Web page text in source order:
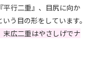
平行二重』、目尻に向か
う目の形をしています。
末広二重はやさしげでナ